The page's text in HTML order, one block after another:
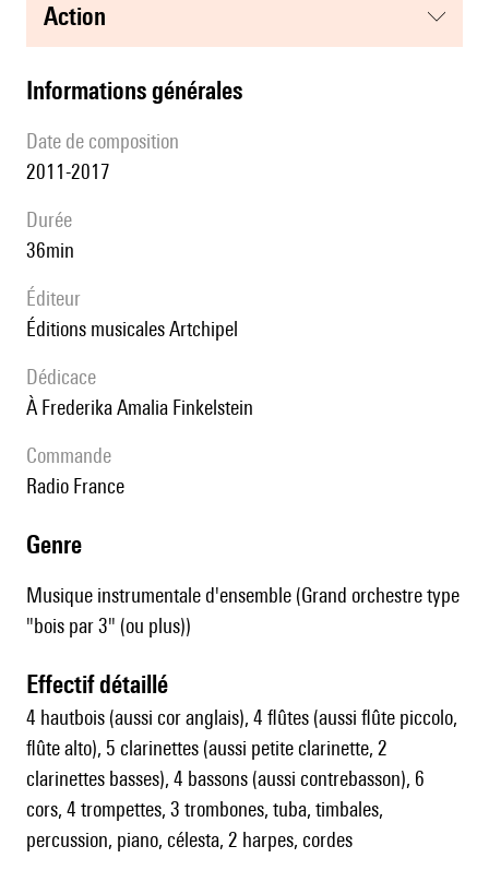
action
informations générales
date de composition
2011-2017
durée
36min
éditeur
Éditions musicales Artchipel
Dédicace
à Frederika Amalia Finkelstein
Commande
Radio France
genre
Musique instrumentale d'ensemble (Grand orchestre type
"bois par 3" (ou plus))
effectif détaillé
4 hautbois (aussi cor anglais), 4 flûtes (aussi flûte piccolo,
flûte alto), 5 clarinettes (aussi petite clarinette, 2
clarinettes basses), 4 bassons (aussi contrebasson), 6
cors, 4 trompettes, 3 trombones, tuba, timbales,
percussion, piano, célesta, 2 harpes, cordes